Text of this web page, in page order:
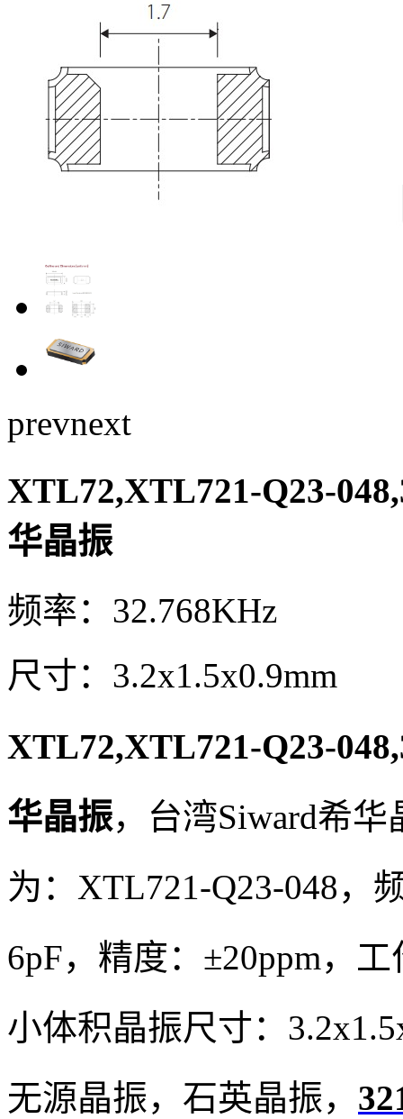
prevnext
XTL72,XTL721-Q23-
华晶振
频率：32.768KHz
尺寸：3.2x1.5x0.9mm
XTL72,XTL721-Q23-
华晶振，台湾Siward希
为：XTL721-Q23-048，
6pF，精度：±20ppm，
小体积晶振尺寸：
无源晶振，石英晶振，